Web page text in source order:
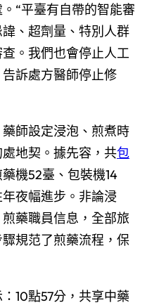
“平臺有自帶的智能審
、超劑量、特別人群
。我們也會停止人工
訴處方醫師停止修
師設定浸泡、煎煮時
地契。據先容，共包
機52臺、包裝機14
夜幅進步。非論浸
藥職員信息，全部旅
規范了煎藥流程，保
10點57分，共享中藥